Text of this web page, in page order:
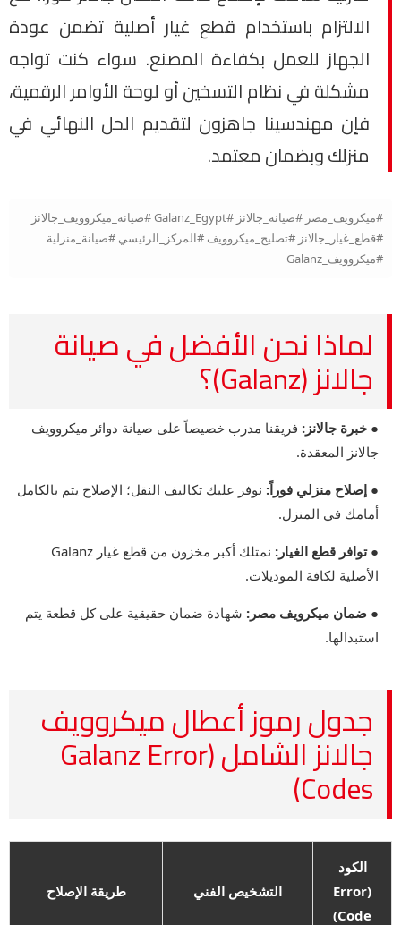
الالتزام باستخدام قطع غيار أصلية تضمن عودة
الجهاز للعمل بكفاءة المصنع. سواء كنت تواجه
مشكلة في نظام التسخين أو لوحة الأوامر الرقمية،
فإن مهندسينا جاهزون لتقديم الحل النهائي في
منزلك وبضمان معتمد.
#ميكرويف_مصر #صيانة_جالانز #Galanz_Egypt #صيانة_ميكروويف_جالانز
#قطع_غيار_جالانز #تصليح_ميكروويف #المركز_الرئيسي #صيانة_منزلية
#ميكروويف_Galanz
لماذا نحن الأفضل في صيانة
جالانز (Galanz)؟
● خبرة جالانز: فريقنا مدرب خصيصاً على صيانة دوائر ميكروويف
جالانز المعقدة.
● إصلاح منزلي فوراً: نوفر عليك تكاليف النقل؛ الإصلاح يتم بالكامل
أمامك في المنزل.
● توافر قطع الغيار:
نمتلك أكبر مخزون من قطع غيار Galanz
الأصلية لكافة الموديلات.
● ضمان ميكرويف مصر: شهادة ضمان حقيقية على كل قطعة يتم
استبدالها.
جدول رموز أعطال ميكروويف
جالانز الشامل (Galanz Error
Codes)
الكود
(Error
Code)
التشخيص الفني طريقة الإصلاح